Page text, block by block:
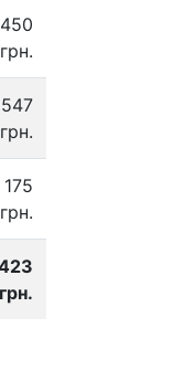
450
547
175